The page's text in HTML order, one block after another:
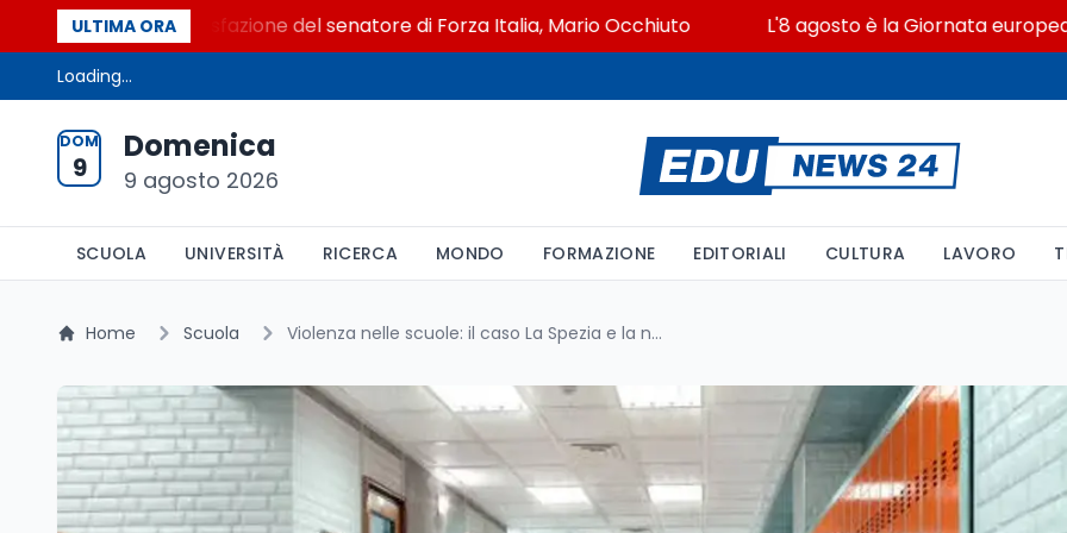
ULTIMA ORA
La soddisfazione del senatore di Forza Italia, Mario Occhiuto L'8 agosto è la Giornata europea in
Loading...
DOM
9
Domenica
9 agosto 2026
SCUOLA UNIVERSITÀ RICERCA MONDO FORMAZIONE EDITORIALI CULTURA LAVORO
Home Scuola Violenza nelle scuole: il caso La Spezia e la necessità di ripensare autonomia e sicurezza